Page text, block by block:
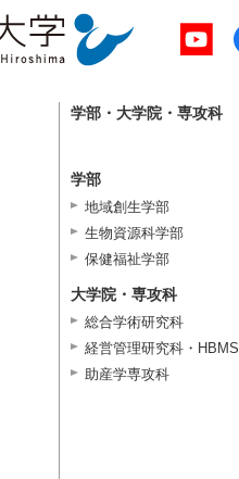
学部・大学院・専攻科
学部
地域創生学部
生物資源科学部
保健福祉学部
大学院・専攻科
総合学術研究科
経営管理研究科・HBMS
助産学専攻科